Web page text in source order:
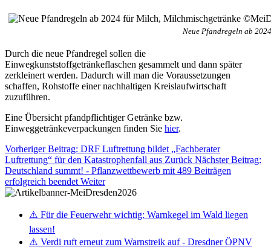
Neue Pfandregeln ab
Durch die neue Pfandregel sollen die
Einwegkunststoffgetränkeflaschen gesammelt und dann später
zerkleinert werden. Dadurch will man die Voraussetzungen
schaffen, Rohstoffe einer nachhaltigen Kreislaufwirtschaft
zuzuführen.
Eine Übersicht pfandpflichtiger Getränke bzw.
Einweggetränkeverpackungen finden Sie hier.
Vorheriger Beitrag: DRF Luftrettung bildet „Fachberater
Luftrettung“ für den Katastrophenfall aus Zurück Nächster Beitrag:
Deutschland summt! - Pflanzwettbewerb mit 489 Beiträgen
erfolgreich beendet Weiter
⚠️ Für die Feuerwehr wichtig: Warnkegel im Wald liegen
lassen!
⚠️ Verdi ruft erneut zum Warnstreik auf - Dresdner ÖPNV